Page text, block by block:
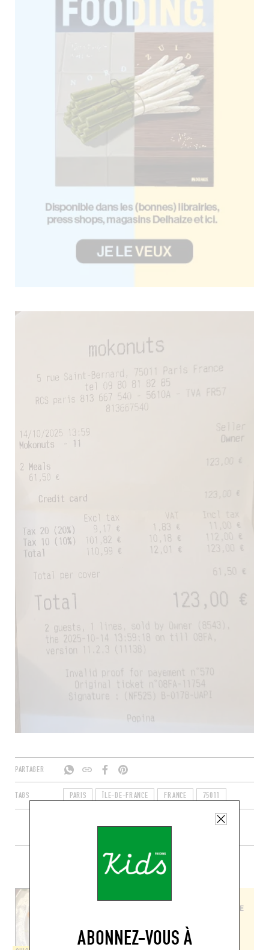
ABONNEZ-VOUS À
PARTAGER
TAGS PARIS ÎLE-DE-FRANCE FRANCE 75011
+ DE CONTENUS SUR MOKONUTS